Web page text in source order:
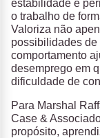
estabilidade e
o trabalho de
Valoriza não
possibilidades
comportamento
desemprego em
dificuldade de
Para Marshal
Case &
propósito,